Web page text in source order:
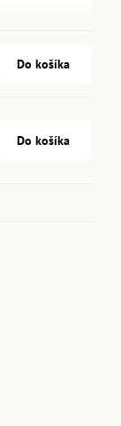
Do košíka
Do košíka